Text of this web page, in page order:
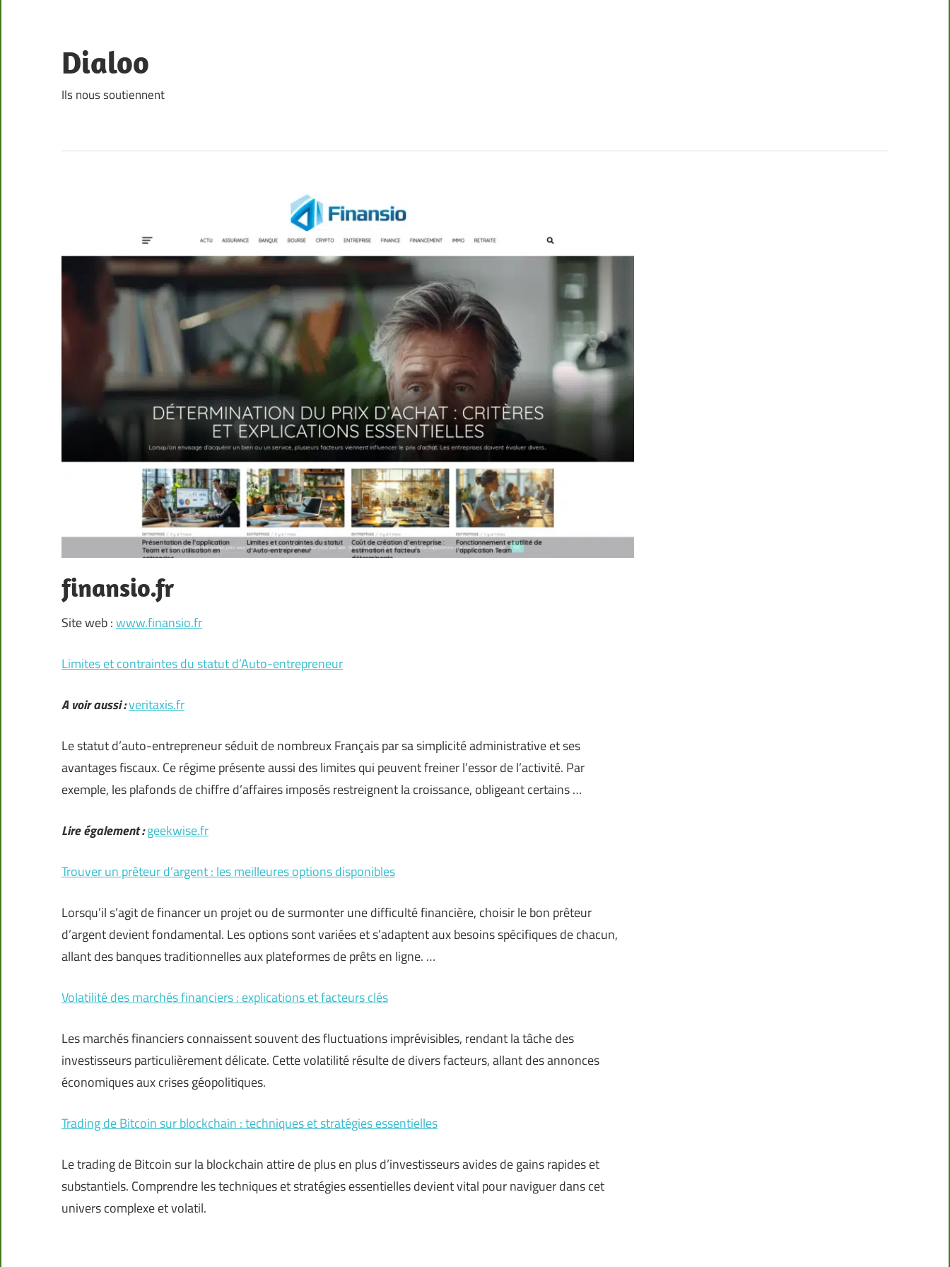
content
Dialoo
Ils nous soutiennent
finansio.fr
Site web :www.finansio.fr
Limites et contraintes du statut d’Auto-entrepreneur
A voir aussi :veritaxis.fr
Le statut d’auto-entrepreneur séduit de nombreux Français par sa simplicité administrative et ses
avantages fiscaux. Ce régime présente aussi des limites qui peuvent freiner l’essor de l’activité. Par
exemple, les plafonds de chiffre d’affaires imposés restreignent la croissance, obligeant certains …
Lire également :geekwise.fr
Trouver un prêteur d’argent : les meilleures options disponibles
Lorsqu’il s’agit de financer un projet ou de surmonter une difficulté financière, choisir le bon prêteur
d’argent devient fondamental. Les options sont variées et s’adaptent aux besoins spécifiques de chacun,
allant des banques traditionnelles aux plateformes de prêts en ligne. …
Volatilité des marchés financiers : explications et facteurs clés
Les marchés financiers connaissent souvent des fluctuations imprévisibles, rendant la tâche des
investisseurs particulièrement délicate. Cette volatilité résulte de divers facteurs, allant des annonces
économiques aux crises géopolitiques.
Trading de Bitcoin sur blockchain : techniques et stratégies essentielles
Le trading de Bitcoin sur la blockchain attire de plus en plus d’investisseurs avides de gains rapides et
substantiels. Comprendre les techniques et stratégies essentielles devient vital pour naviguer dans cet
univers complexe et volatil.